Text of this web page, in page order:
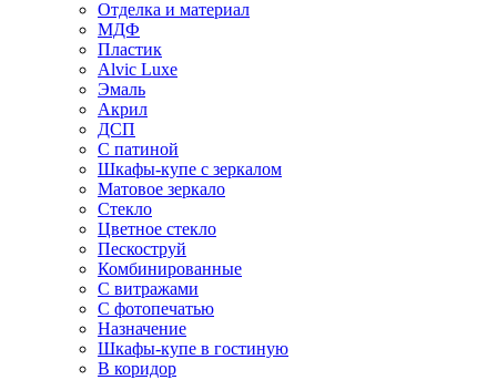
Отделка и материал
МДФ
Пластик
Alvic Luxe
Эмаль
Акрил
ДСП
С патиной
Шкафы-купе с зеркалом
Матовое зеркало
Стекло
Цветное стекло
Пескоструй
Комбинированные
С витражами
С фотопечатью
Назначение
Шкафы-купе в гостиную
В коридор